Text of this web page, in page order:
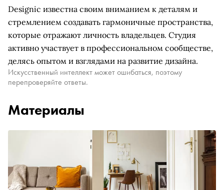
Designic известна своим вниманием к деталям и
стремлением создавать гармоничные пространства,
которые отражают личность владельцев. Студия
активно участвует в профессиональном сообществе,
делясь опытом и взглядами на развитие дизайна.
Искусственный интеллект может ошибаться, поэтому
перепроверяйте ответы.
Материалы